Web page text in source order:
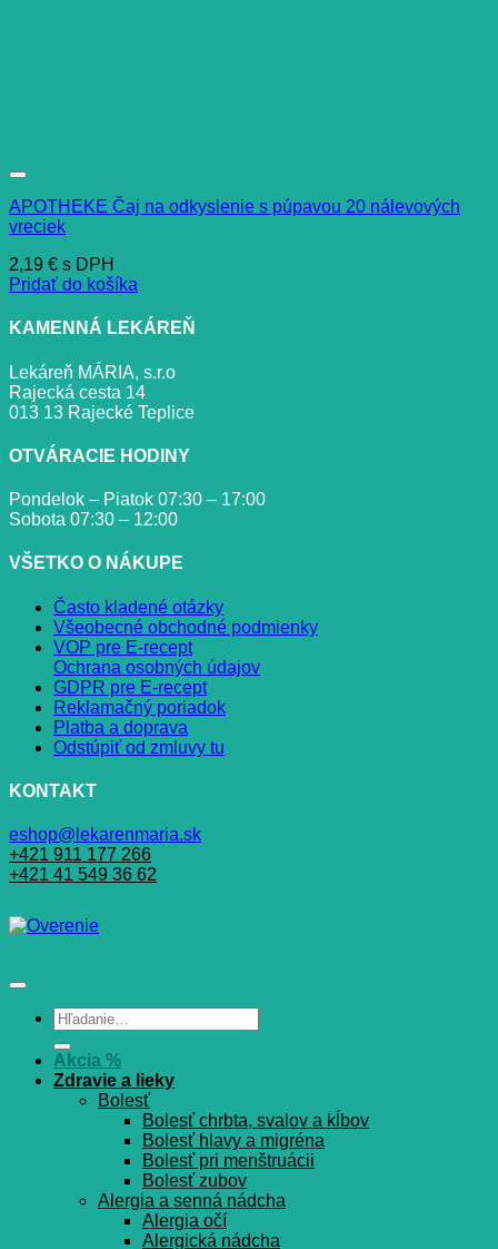
APOTHEKE Čaj na odkyslenie s púpavou 20 nálevových
vreciek
2,19 € s DPH
Pridať do košíka
KAMENNÁ LEKÁREŇ
Lekáreň MÁRIA, s.r.o
Rajecká cesta 14
013 13 Rajecké Teplice
OTVÁRACIE HODINY
Pondelok – Piatok 07:30 – 17:00
Sobota 07:30 – 12:00
VŠETKO O NÁKUPE
Často kladené otázky
Všeobecné obchodné podmienky
VOP pre E-recept
Ochrana osobných údajov
GDPR pre E-recept
Reklamačný poriadok
Platba a doprava
Odstúpiť od zmluvy tu
KONTAKT
eshop@lekarenmaria.sk
+421 911 177 266
+421 41 549 36 62
Hľadať:
Akcia %
Zdravie a lieky
Bolesť
Bolesť chrbta, svalov a kĺbov
Bolesť hlavy a migréna
Bolesť pri menštruácii
Bolesť zubov
Alergia a senná nádcha
Alergia očí
Alergická nádcha